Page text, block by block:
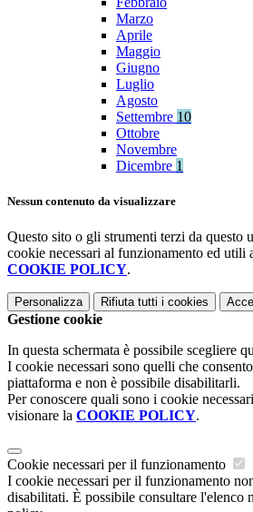
Marzo
Aprile
Maggio
Giugno
Luglio
Agosto
Settembre 10
Ottobre
Novembre
Dicembre 1
Nessun contenuto da visualizzare
Questo sito o gli strumenti terzi da questo
cookie necessari al funzionamento ed utili
COOKIE POLICY.
Personalizza Rifiuta tutti i cookies
Gestione cookie
In questa schermata è possibile scegliere
I cookie necessari sono quelli che
piattaforma e non è possibile disabilitarli.
Per conoscere quali sono i cookie
visionare la COOKIE POLICY.
Cookie necessari per il funzionamento
I cookie necessari per il funzionamento
disabilitati. È possibile consultare l'elenco